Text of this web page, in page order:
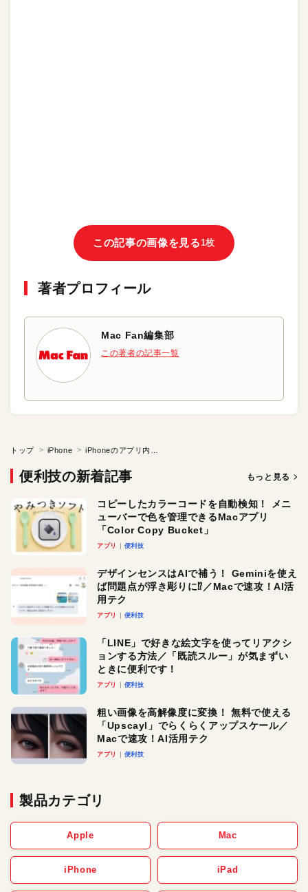
この記事の画像を見る1枚
著者プロフィール
Mac Fan編集部
この著者の記事一覧
トップ iPhone
便利技の新着記事 もっと見る
コピーしたカラーコードを自動検知！ メニ
ューバーで色を管理できるMacアプリ
「Color Copy Bucket」
アプリ 便利技
デザインセンスはAIで補う！ Geminiを使え
ば問題点が浮き彫りに⁉︎／Macで速攻！AI活
用テク
アプリ 便利技
「LINE」で好きな絵文字を使ってリアクシ
ョンする方法／「既読スルー」が気まずい
ときに便利です！
アプリ 便利技
粗い画像を高解像度に変換！ 無料で使える
「Upscayl」でらくらくアップスケール／
Macで速攻！AI活用テク
アプリ 便利技
製品カテゴリ
Apple Mac
iPhone iPad